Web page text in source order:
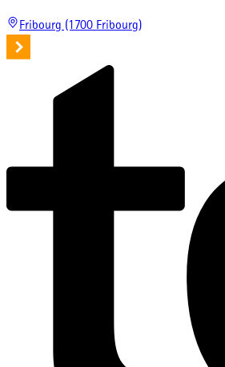
Fribourg (1700 Fribourg)